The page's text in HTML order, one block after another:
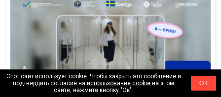
Этот сайт использует cookie. Чтобы закрыть это сообщение и
подтвердить согласие наиспользование cookie на этом
сайте, нажмите кнопку "Ок".
ОК